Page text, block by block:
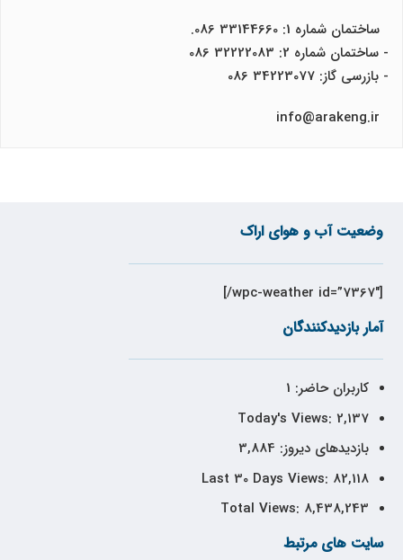
ساختمان شماره 1: 33144660 086.
- ساختمان شماره 2: 32222083 086
- بازرسی گاز: 34223077 086
وضعیت آب و هوای اراک
[wpc-weather id=”7367″/]
آمار بازدیدکنندگان
کاربران حاضر: 1
Today's Views: 2,137
بازدیدهای دیروز: 3,884
Last 30 Days Views: 82,118
Total Views: 8,438,243
سایت های مرتبط